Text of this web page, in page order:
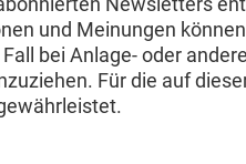
und Meinungen
bei Anlage- oder
Für die auf